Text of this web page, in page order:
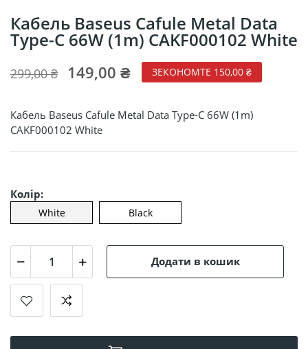
Кабель Baseus Cafule Metal Data
Type-C 66W (1m) CAKF000102 White
299,00 ₴ 149,00 ₴ ЗЕКОНОМТЕ 150,00 ₴
Кабель Baseus Cafule Metal Data Type-C 66W (1m)
CAKF000102 White
Колір:
White Black
Додати в кошик